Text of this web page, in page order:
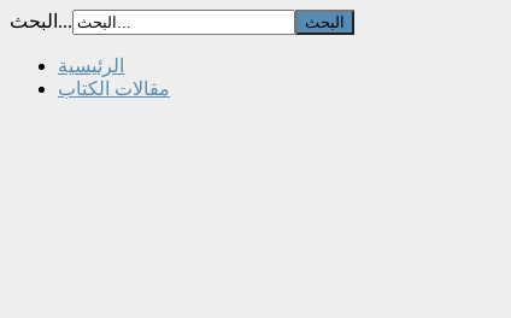
البحث...
الرئيسية
مقالات الكتاب